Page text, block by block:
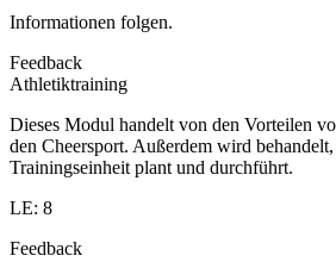
Informationen folgen.
Feedback
Athletiktraining
Dieses Modul handelt von den Vorteilen
den Cheersport. Außerdem wird
Trainingseinheit plant und durchführt.
LE: 8
Feedback